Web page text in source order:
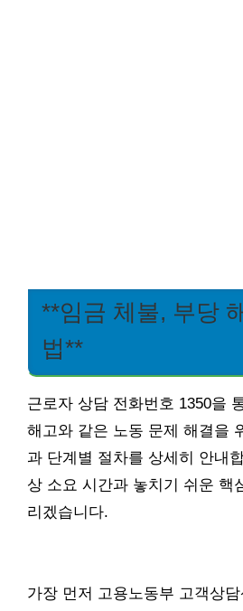
**임금 체불, 부당
법**
근로자 상담 전화번호 1350을
해고와 같은 노동 문제 해결을
과 단계별 절차를 상세히 안내
상 소요 시간과 놓치기 쉬운 핵
리겠습니다.
가장 먼저 고용노동부 고객상